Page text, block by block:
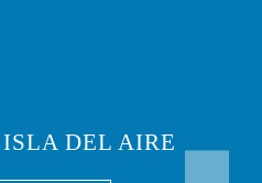
DEL AIRE